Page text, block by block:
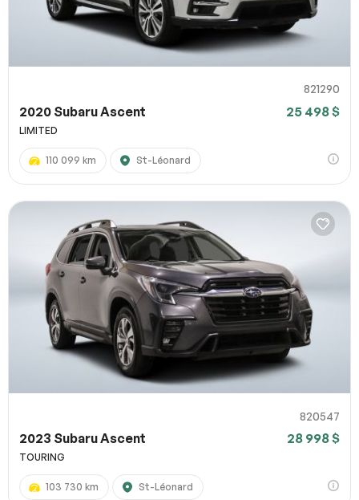
821290
2020 Subaru Ascent 25 498 $
LIMITED
110 099 km St-Léonard
820547
2023 Subaru Ascent 28 998 $
TOURING
103 730 km St-Léonard